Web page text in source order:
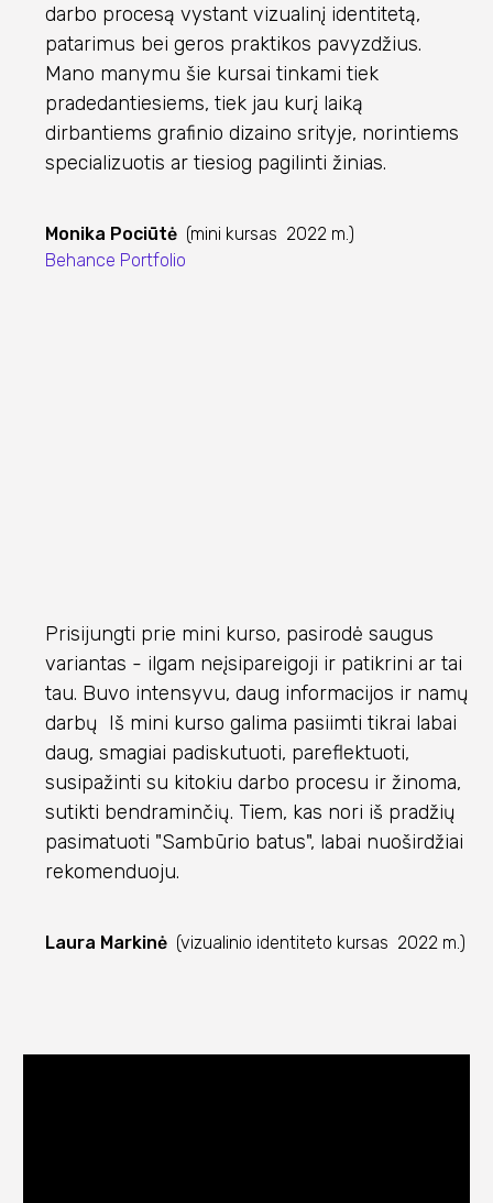
darbo procesą vystant vizualinį identitetą,
patarimus bei geros praktikos pavyzdžius.
Mano manymu šie kursai tinkami tiek
pradedantiesiems, tiek jau kurį laiką
dirbantiems grafinio dizaino srityje, norintiems
specializuotis ar tiesiog pagilinti žinias.
Monika Pociūtė (mini kursas 2022 m.)
Behance Portfolio
Prisijungti prie mini kurso, pasirodė saugus
variantas - ilgam neįsipareigoji ir patikrini ar tai
tau. Buvo intensyvu, daug informacijos ir namų
darbų Iš mini kurso galima pasiimti tikrai labai
daug, smagiai padiskutuoti, pareflektuoti,
susipažinti su kitokiu darbo procesu ir žinoma,
sutikti bendraminčių. Tiem, kas nori iš pradžių
pasimatuoti "Sambūrio batus", labai nuoširdžiai
rekomenduoju.
Laura Markinė (vizualinio identiteto kursas 2022 m.)